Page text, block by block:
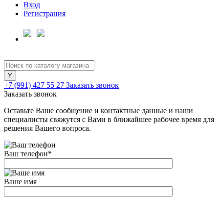
Вход
Регистрация
+7 (991) 427 55 27 Заказать звонок
Заказать звонок
Оставьте Ваше сообщение и контактные данные и наши
специалисты свяжутся с Вами в ближайшее рабочее время для
решения Вашего вопроса.
Ваш телефон*
Ваше имя
График платежей
Сегодня
25%
Добавляйте товары
в корзину
Оплачивайте сегодня только
25% картой любого банка